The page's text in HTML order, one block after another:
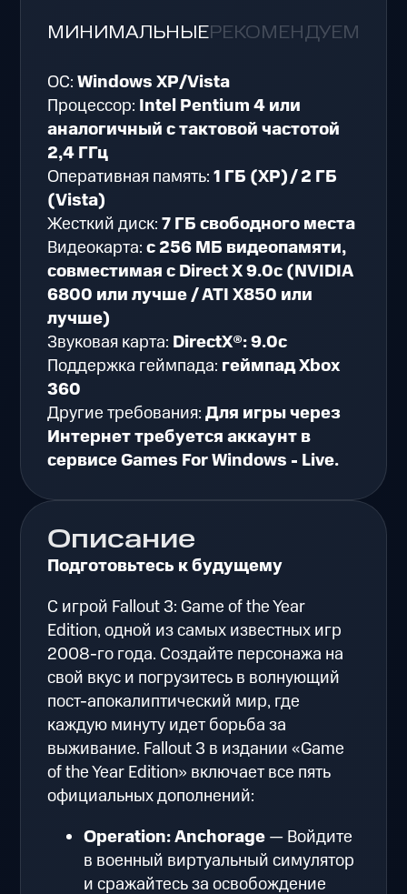
Описание
Подготовьтесь к будущему
С игрой Fallout 3: Game of the Year
Edition, одной из самых известных игр
2008-го года. Создайте персонажа на
свой вкус и погрузитесь в волнующий
пост-апокалиптический мир, где
каждую минуту идет борьба за
выживание. Fallout 3 в издании «Game
of the Year Edition» включает все пять
официальных дополнений:
Operation: Anchorage— Войдите
в военный виртуальный симулятор
и сражайтесь за освобождение
МИНИМАЛЬНЫЕРЕКОМЕНДУЕМЫЕ
ОС:Windows XP/Vista
Процессор: Intel Pentium 4 или
аналогичный с тактовой частотой
2,4 ГГц
Оперативная память:1 ГБ (XP)/ 2 ГБ
(Vista)
Жесткий диск:7 ГБ свободного места
Видеокарта:с 256 МБ видеопамяти,
совместимая с Direct X 9.0c (NVIDIA
6800 или лучше / ATI X850 или
лучше)
Звуковая карта: DirectX®: 9.0c
Поддержка геймпада: геймпад Xbox
360
Другие требования:Для игры через
Интернет требуется аккаунт в
сервисе Games For Windows - Live.